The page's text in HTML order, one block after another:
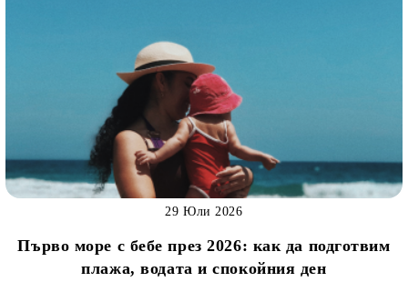
Първо море с бебе през 2026: как да подготвим
плажа, водата и спокойния ден
29 Юли 2026